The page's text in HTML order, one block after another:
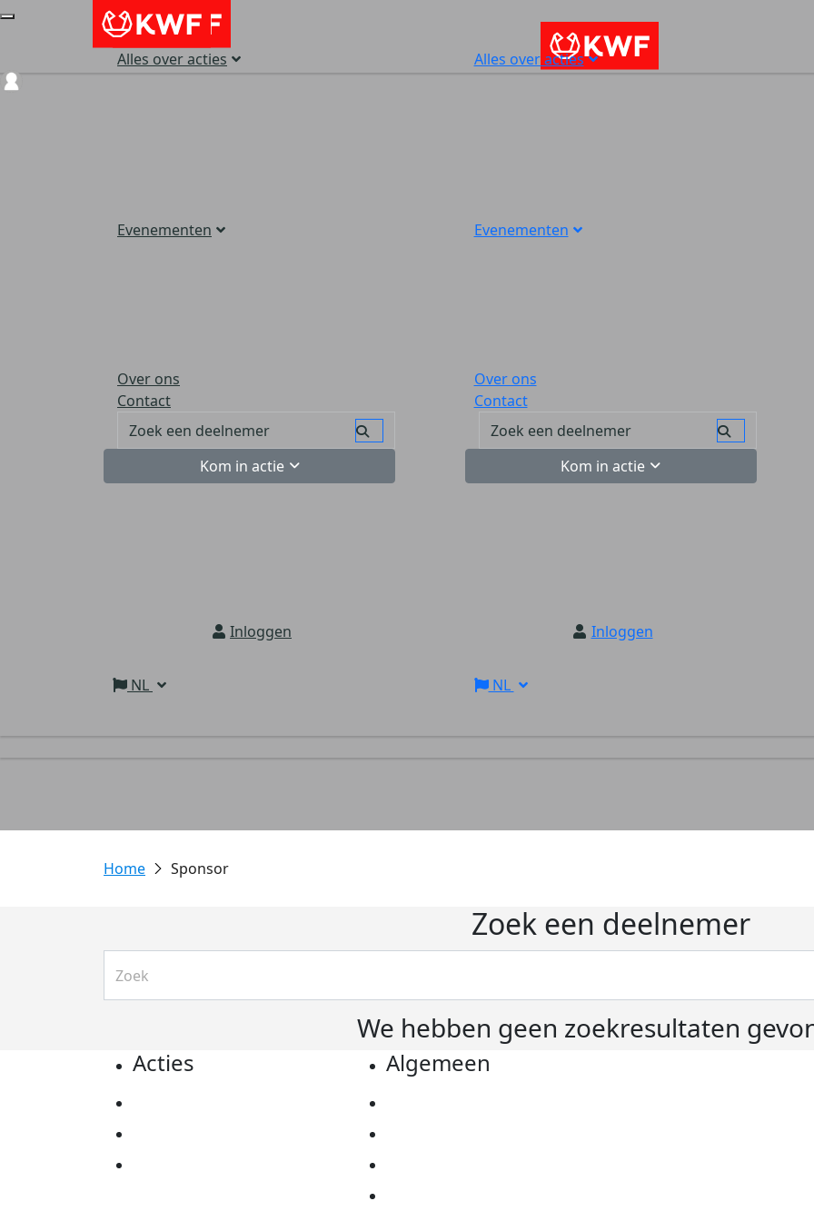
Alles over acties
Evenementen
Over ons
Contact
Kom in actie
Inloggen
NL
Alles over acties
Evenementen
Over ons
Contact
Kom in actie
Inloggen
NL
Sponsor
Zoek een deelnemer
We hebben geen zoekresultaten
Acties Algemeen